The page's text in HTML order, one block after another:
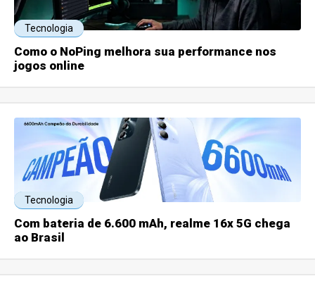
Tecnologia
Como o NoPing melhora sua performance nos
jogos online
Tecnologia
Com bateria de 6.600 mAh, realme 16x 5G chega
ao Brasil